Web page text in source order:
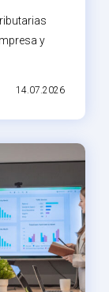
y
14.07.2026